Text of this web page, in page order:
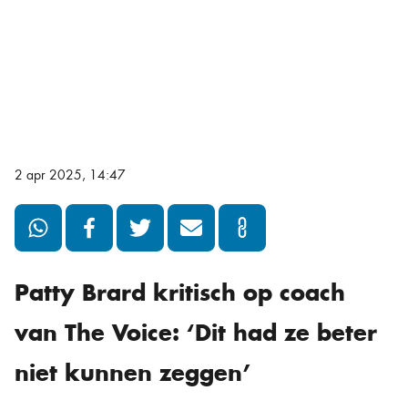
2 apr 2025, 14:47
Patty Brard kritisch op coach
van The Voice: ‘Dit had ze beter
niet kunnen zeggen’